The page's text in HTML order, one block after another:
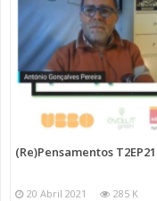
(Re)Pensamentos T2EP21
20 Abril 2021 285 K